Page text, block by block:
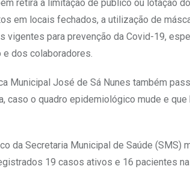
retira a limitação de público ou lotação
em locais fechados, a utilização de
para prevenção da Covid-19,
dos colaboradores.
Municipal José de Sá Nunes também
o quadro epidemiológico mude e que
da Secretaria Municipal de Saúde (SMS)
19 casos ativos e 16 pacientes